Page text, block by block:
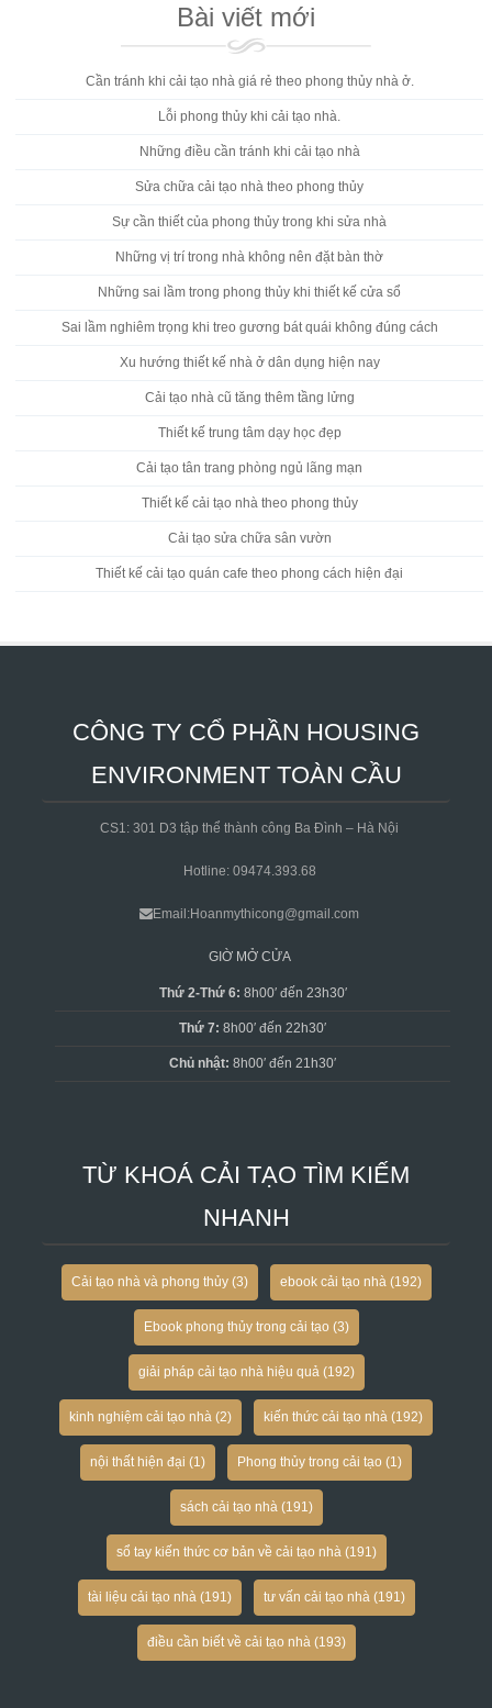
Bài viết mới
Cần tránh khi cải tạo nhà giá rẻ theo phong thủy nhà ở.
Lỗi phong thủy khi cải tạo nhà.
Những điều cần tránh khi cải tạo nhà
Sửa chữa cải tạo nhà theo phong thủy
Sự cần thiết của phong thủy trong khi sửa nhà
Những vị trí trong nhà không nên đặt bàn thờ
Những sai lầm trong phong thủy khi thiết kế cửa sổ
Sai lầm nghiêm trọng khi treo gương bát quái không đúng cách
Xu hướng thiết kế nhà ở dân dụng hiện nay
Cải tạo nhà cũ tăng thêm tầng lửng
Thiết kế trung tâm dạy học đẹp
Cải tạo tân trang phòng ngủ lãng mạn
Thiết kế cải tạo nhà theo phong thủy
Cải tạo sửa chữa sân vườn
Thiết kế cải tạo quán cafe theo phong cách hiện đại
CÔNG TY CỔ PHẦN HOUSING
ENVIRONMENT TOÀN CẦU
CS1: 301 D3 tập thể thành công Ba Đình – Hà Nội
Hotline: 09474.393.68
Email:Hoanmythicong@gmail.com
GIỜ MỞ CỬA
Thứ 2-Thứ 6: 8h00′ đến 23h30′
Thứ 7: 8h00′ đến 22h30′
Chủ nhật: 8h00′ đến 21h30′
TỪ KHOÁ CẢI TẠO TÌM KIẾM
NHANH
Cải tạo nhà và phong thủy(3) ebook cải tạo nhà(192)
Ebook phong thủy trong cải tạo (3)
giải pháp cải tạo nhà hiệu quả(192)
kinh nghiệm cải tạo nhà (2) kiến thức cải tạo nhà (192)
nội thất hiện đại (1) Phong thủy trong cải tạo (1)
sách cải tạo nhà(191)
sổ tay kiến thức cơ bản về cải tạo nhà(191)
tài liệu cải tạo nhà(191) tư vấn cải tạo nhà(191)
điều cần biết về cải tạo nhà(193)